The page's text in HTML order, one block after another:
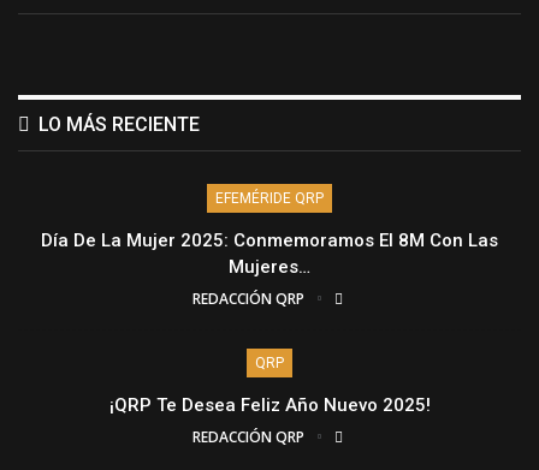
LO MÁS RECIENTE
EFEMÉRIDE QRP
Día De La Mujer 2025: Conmemoramos El 8M Con Las
Mujeres…
REDACCIÓN QRP
QRP
¡QRP Te Desea Feliz Año Nuevo 2025!
REDACCIÓN QRP